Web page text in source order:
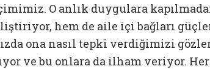
O anlık duygulara
hem de aile içi bağları
ona nasıl tepki verdiğimizi
ve bu onlara da ilham veriyor.